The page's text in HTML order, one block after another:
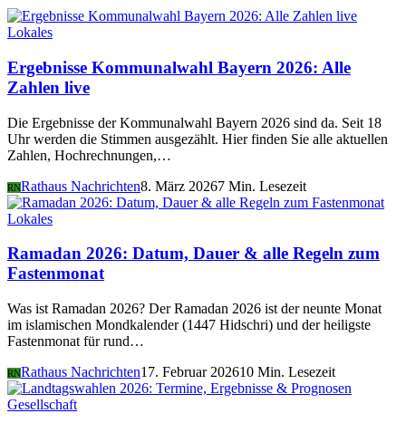
Lokales
Ergebnisse Kommunalwahl Bayern 2026: Alle
Zahlen live
Die Ergebnisse der Kommunalwahl Bayern 2026 sind da. Seit 18
Uhr werden die Stimmen ausgezählt. Hier finden Sie alle aktuellen
Zahlen, Hochrechnungen,…
RNRathaus Nachrichten8. März 20267 Min. Lesezeit
Lokales
Ramadan 2026: Datum, Dauer & alle Regeln zum
Fastenmonat
Was ist Ramadan 2026? Der Ramadan 2026 ist der neunte Monat
im islamischen Mondkalender (1447 Hidschri) und der heiligste
Fastenmonat für rund…
RNRathaus Nachrichten17. Februar 202610 Min. Lesezeit
Gesellschaft